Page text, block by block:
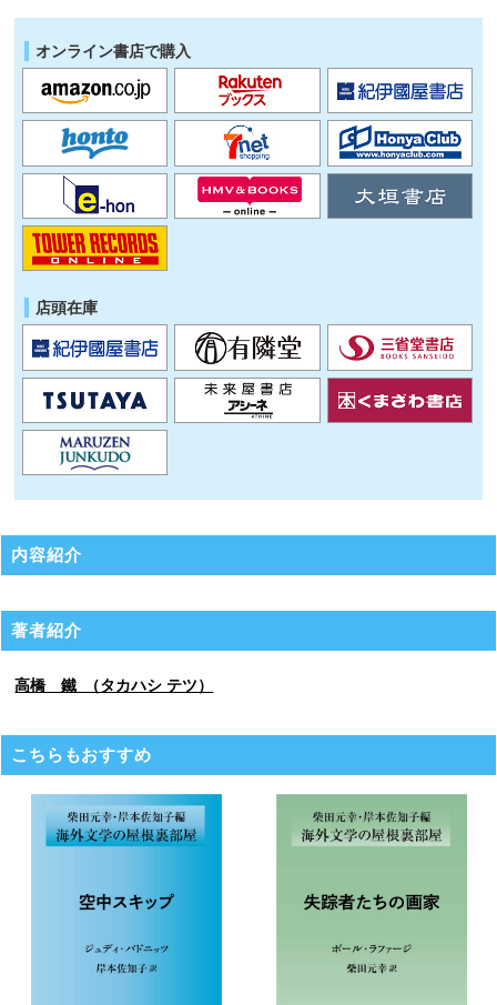
オンライン書店で購入
店頭在庫
内容紹介
著者紹介
高橋 鐵 （タカハシ テツ）
こちらもおすすめ